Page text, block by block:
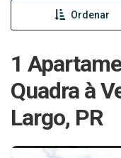
Ordenar
1
Quadra à
Largo, PR